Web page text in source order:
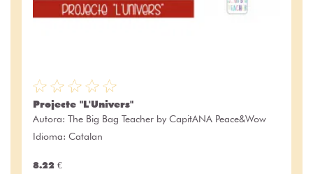
Projecte "L'Univers"
Autora: The Big Bag Teacher by CapitANA Peace&Wow
Idioma: Catalan
8.22 €